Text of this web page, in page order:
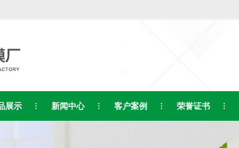
展示 新闻中心 客户案例 荣誉证书